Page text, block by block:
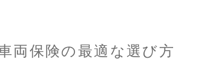
両保険の最適な選び方